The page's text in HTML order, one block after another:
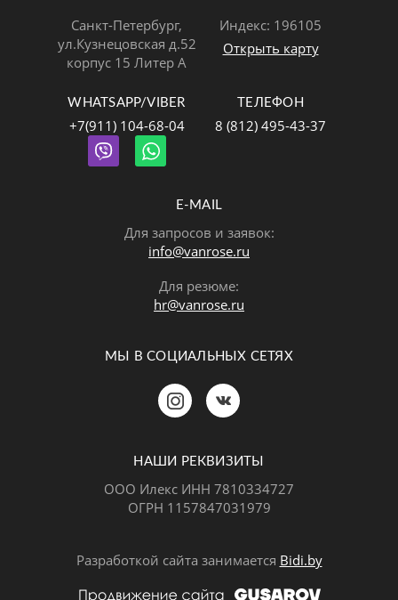
Санкт-Петербург,
ул.Кузнецовская д.52
корпус 15 Литер А
Индекс: 196105
Открыть карту
WHATSAPP/VIBER
+7(911) 104-68-04
ТЕЛЕФОН
8 (812) 495-43-37
E-MAIL
Для запросов и заявок:
info@vanrose.ru
Для резюме:
hr@vanrose.ru
МЫ В СОЦИАЛЬНЫХ СЕТЯХ
НАШИ РЕКВИЗИТЫ
ООО Илекс ИНН 7810334727
ОГРН 1157847031979
Разработкой сайта занимается Bidi.by
Позвонить Telegram